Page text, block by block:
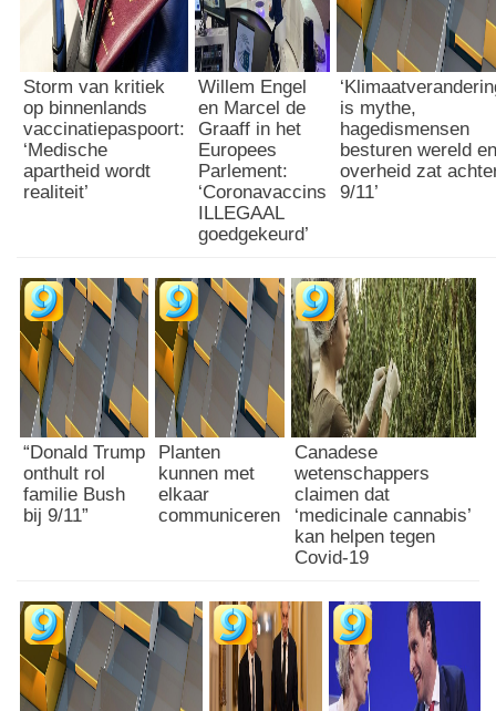
Storm van kritiek
op binnenlands
vaccinatiepaspoort:
‘Medische
apartheid wordt
realiteit’
Willem Engel
en Marcel de
Graaff in het
Europees
Parlement:
‘Coronavaccins
ILLEGAAL
goedgekeurd’
is mythe,
hagedismensen
besturen wereld en
overheid zat
9/11’
“Donald Trump
onthult rol
familie Bush
bij 9/11”
Planten
kunnen met
elkaar
communiceren
Canadese
wetenschappers
claimen dat
‘medicinale cannabis’
kan helpen tegen
Covid-19